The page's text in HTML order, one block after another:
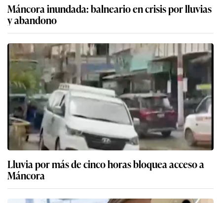
Máncora inundada: balneario en crisis por lluvias
y abandono
Lluvia por más de cinco horas bloquea acceso a
Máncora